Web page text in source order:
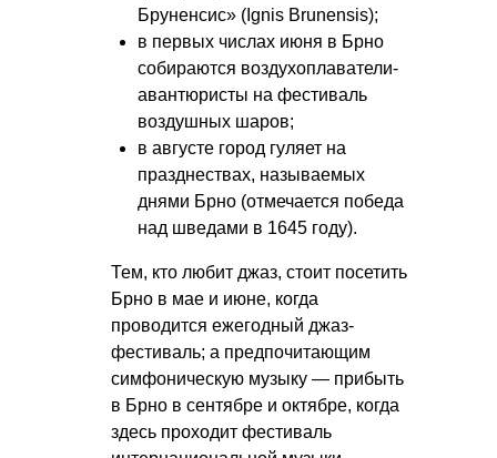
Бруненсис» (Ignis Brunensis);
в первых числах июня в Брно
собираются воздухоплаватели-
авантюристы на фестиваль
воздушных шаров;
в августе город гуляет на
празднествах, называемых
днями Брно (отмечается победа
над шведами в 1645 году).
Тем, кто любит джаз, стоит посетить
Брно в мае и июне, когда
проводится ежегодный джаз-
фестиваль; а предпочитающим
симфоническую музыку — прибыть
в Брно в сентябре и октябре, когда
здесь проходит фестиваль